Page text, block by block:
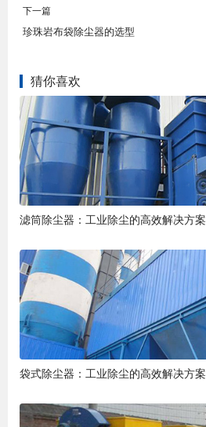
下一篇
珍珠岩布袋除尘器的选型
猜你喜欢
滤筒除尘器：工业除尘的高效解决方案
袋式除尘器：工业除尘的高效解决方案